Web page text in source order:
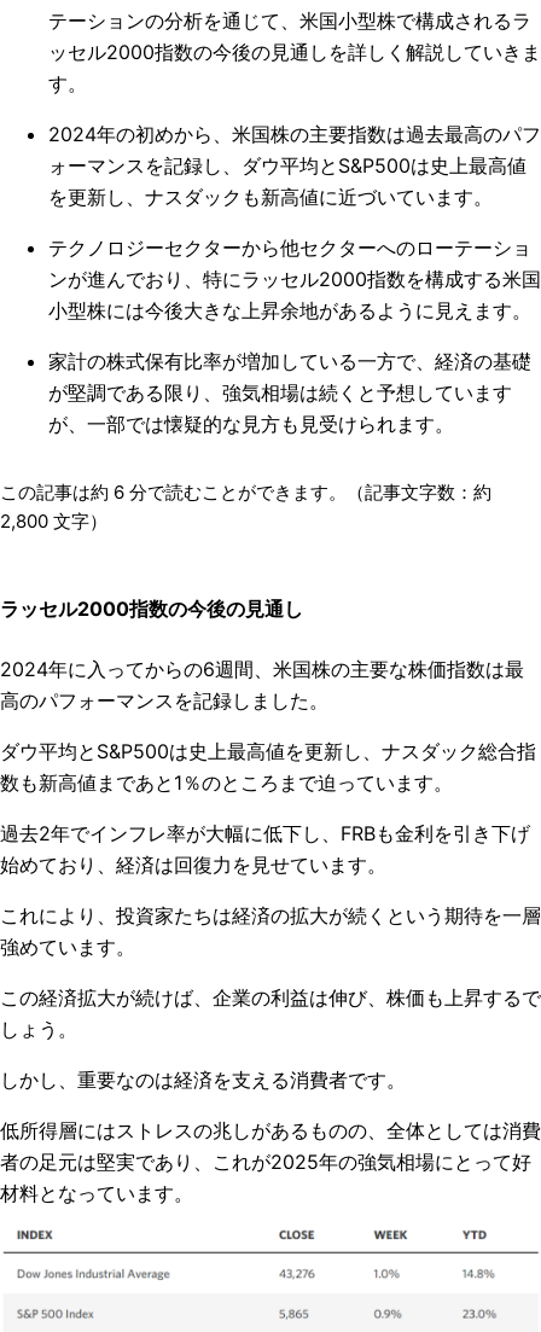
テーションの分析を通じて、米国小型株で構成されるラ
ッセル2000指数の今後の見通しを詳しく解説していきま
す。
2024年の初めから、米国株の主要指数は過去最高のパフ
ォーマンスを記録し、ダウ平均とS&P500は史上最高値
を更新し、ナスダックも新高値に近づいています。
テクノロジーセクターから他セクターへのローテーショ
ンが進んでおり、特にラッセル2000指数を構成する米国
小型株には今後大きな上昇余地があるように見えます。
家計の株式保有比率が増加している一方で、経済の基礎
が堅調である限り、強気相場は続くと予想しています
が、一部では懐疑的な見方も見受けられます。
この記事は約 6 分で読むことができます。（記事文字数：約
2,800 文字）
ラッセル2000指数の今後の見通し
2024年に入ってからの6週間、米国株の主要な株価指数は最
高のパフォーマンスを記録しました。
ダウ平均とS&P500は史上最高値を更新し、ナスダック総合指
数も新高値まであと1％のところまで迫っています。
過去2年でインフレ率が大幅に低下し、FRBも金利を引き下げ
始めており、経済は回復力を見せています。
これにより、投資家たちは経済の拡大が続くという期待を一層
強めています。
この経済拡大が続けば、企業の利益は伸び、株価も上昇するで
しょう。
しかし、重要なのは経済を支える消費者です。
低所得層にはストレスの兆しがあるものの、全体としては消費
者の足元は堅実であり、これが2025年の強気相場にとって好
材料となっています。